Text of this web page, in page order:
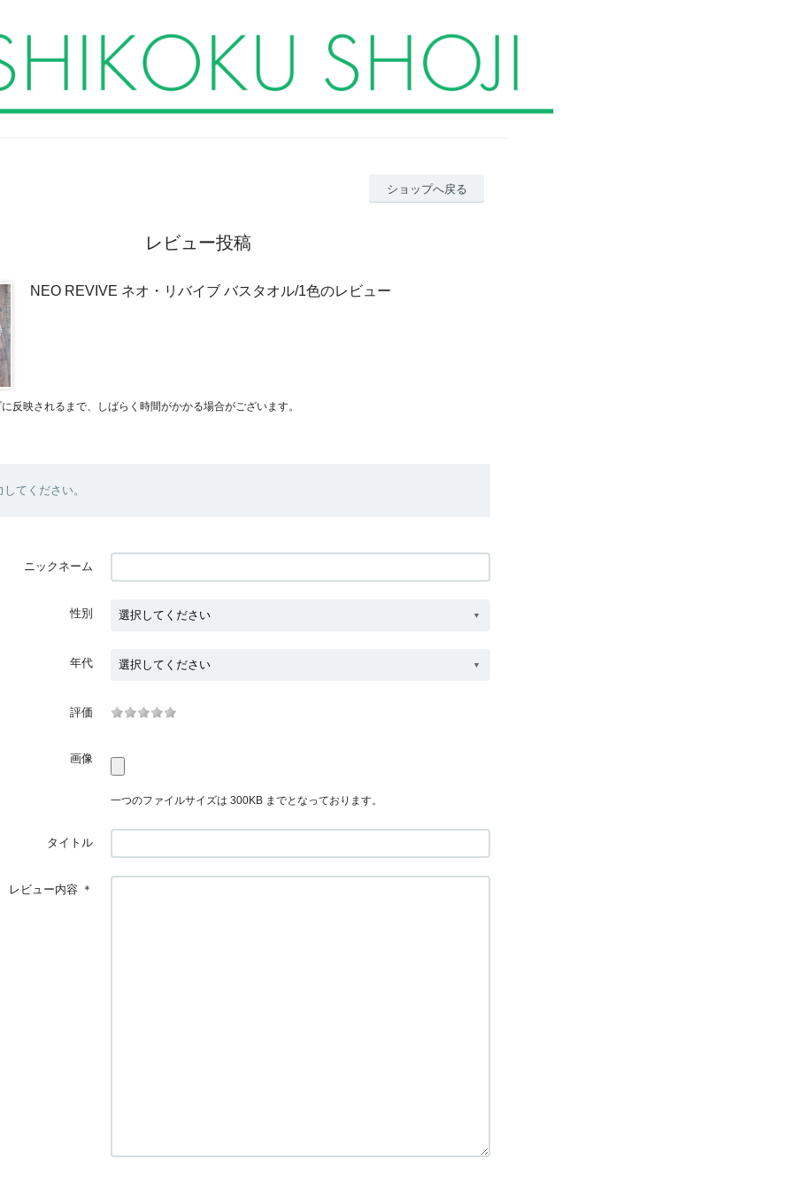
ショップへ戻る
レビュー投稿
NEO REVIVE ネオ・リバイブ バスタオル/1色のレビュー
反映されるまで、しばらく時間がかかる場合がございます。
てください。
ニックネーム
性別
年代
評価
画像
一つのファイルサイズは 300KB までとなっております。
タイトル
レビュー内容 ＊